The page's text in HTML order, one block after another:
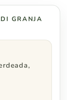
a partir de
GRANJA